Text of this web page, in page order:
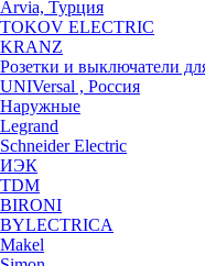
Arvia, Турция
TOKOV ELECTRIC
KRANZ
Розетки и выключатели
UNIVersal , Россия
Наружные
Legrand
Schneider Electric
ИЭК
TDM
BIRONI
BYLECTRICA
Makel